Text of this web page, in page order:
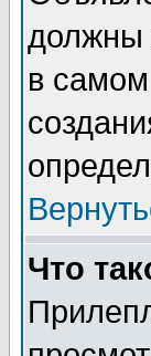
должны
в
Что